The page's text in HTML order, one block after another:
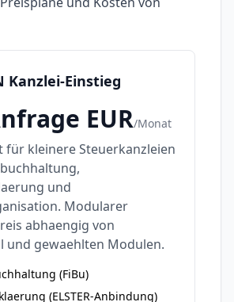
Kanzlei-Einstieg
EUR/Monat
für kleinere Steuerkanzleien
und
Modularer
abhaengig von
und gewaehlten Modulen.
(FiBu)
(ELSTER-Anbindung)